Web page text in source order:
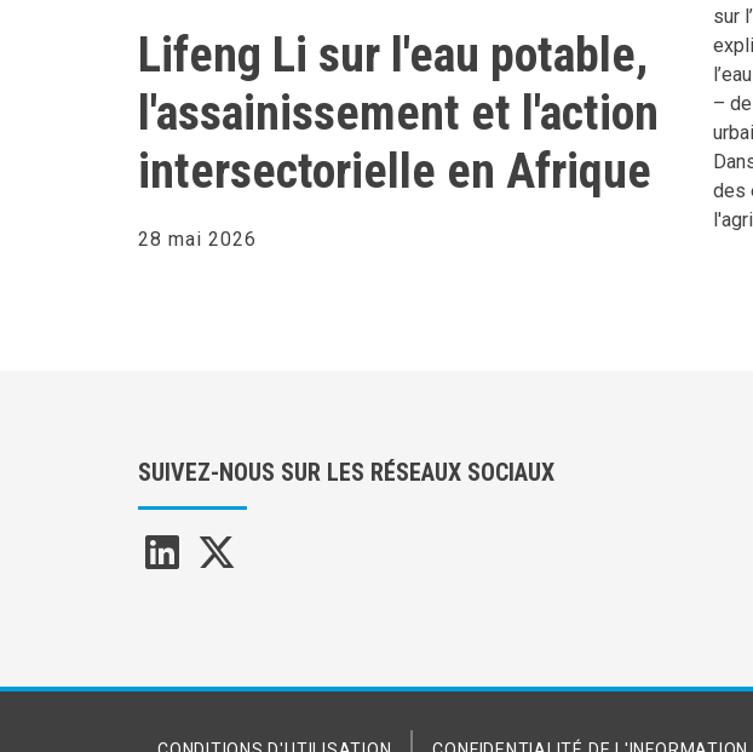
Lifeng Li sur l'eau potable,
l'assainissement et l'action
intersectorielle en Afrique
28 mai 2026
sur
–
des
SUIVEZ-NOUS SUR LES RÉSEAUX SOCIAUX